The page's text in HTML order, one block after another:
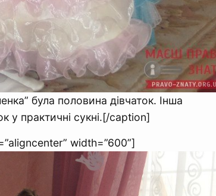
була половина дівчаток. Інша
у практичні сукні.[/caption]
width=”600”]